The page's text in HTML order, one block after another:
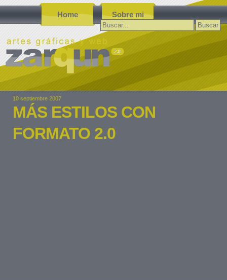
Home Sobre mi
Buscar:
10 septiembre 2007
MÁS ESTILOS CON
FORMATO 2.0